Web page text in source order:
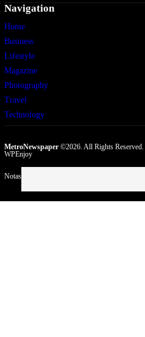
Navigation
Home
Business
Lifestyle
Magazine
Photography
Travel
Technology
MetroNewspaper©2026. All Rights Reserved.
WPEnjoy
Notas